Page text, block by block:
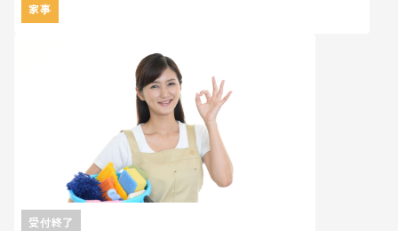
家事
受付終了